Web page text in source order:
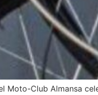
Moto-Club Almansa